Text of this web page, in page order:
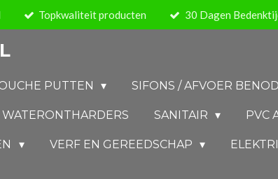
Topkwaliteit producten 30 Dagen
PUTTEN SIFONS / AFVOER
WATERONTHARDERS SANITAIR PVC
VERF EN GEREEDSCHAP